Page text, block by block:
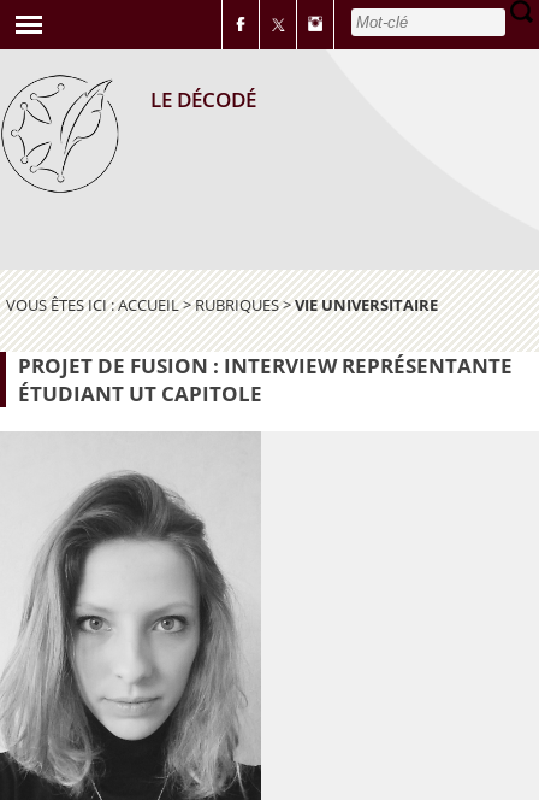
LE DÉCODÉ
VOUS ÊTES ICI :ACCUEIL>RUBRIQUES>VIE UNIVERSITAIRE
PROJET DE FUSION : INTERVIEW REPRÉSENTANTE
ÉTUDIANT UT CAPITOLE